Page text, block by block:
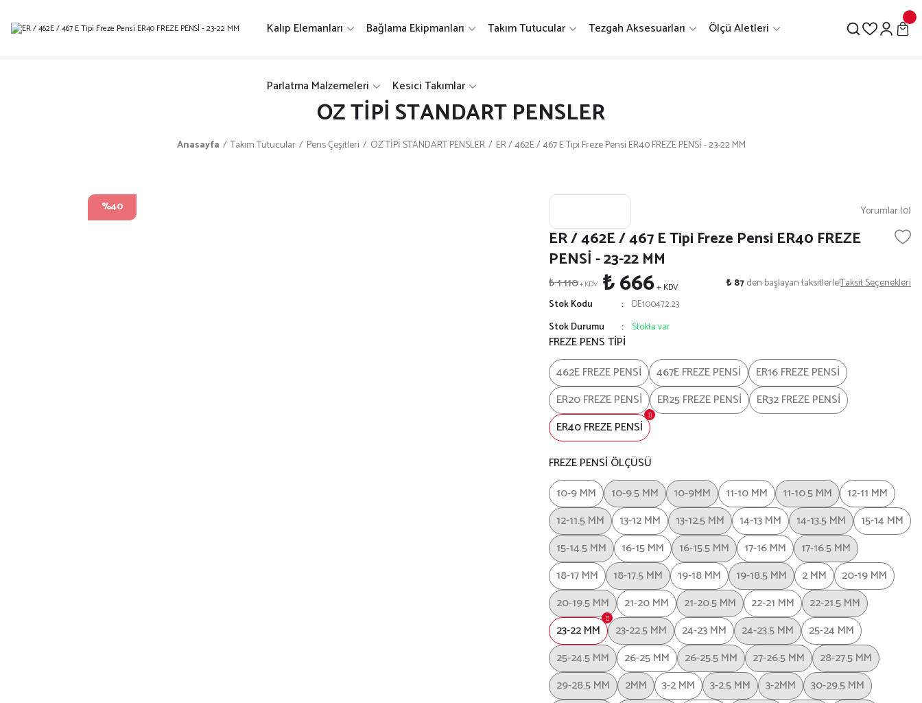
Kalıp Elemanları Bağlama Ekipmanları Takım Tutucular Tezgah Aksesuarları Ölçü Aletleri
Parlatma Malzemeleri Kesici Takımlar
OZ TİPİ STANDART PENSLER
Anasayfa Takım Tutucular Pens Çeşitleri OZ TİPİ STANDART PENSLER ER / 462E / 467 E Tipi Freze Pensi ER40 FREZE PENSİ - 23-22 MM
%40 Yorumlar (0)
ER / 462E / 467 E Tipi Freze Pensi ER40 FREZE
PENSİ - 23-22 MM
₺ 1.110+ KDV ₺ 666+ KDV ₺ 87den başlayan taksitlerle!Taksit Seçenekleri
Stok Kodu
DE100472.23
Stok Durumu
Stokta var
FREZE PENS TİPİ
462E FREZE PENSİ
467E FREZE PENSİ
ER16 FREZE PENSİ
ER20 FREZE PENSİ
ER25 FREZE PENSİ
ER32 FREZE PENSİ
ER40 FREZE PENSİ
FREZE PENSİ ÖLÇÜSÜ
10-9 MM
10-9.5 MM 10-9MM 11-10 MM 11-10.5 MM
12-11 MM
12-11.5 MM
13-12 MM 13-12.5 MM 14-13 MM 14-13.5 MM
15-14 MM
15-14.5 MM
16-15 MM 16-15.5 MM 17-16 MM
17-16.5 MM
18-17 MM
18-17.5 MM 19-18 MM 19-18.5 MM 2 MM
20-19 MM
20-19.5 MM
21-20 MM 21-20.5 MM 22-21 MM
22-21.5 MM
23-22 MM
23-22.5 MM 24-23 MM 24-23.5 MM
25-24 MM
25-24.5 MM
26-25 MM 26-25.5 MM 27-26.5 MM
28-27.5 MM
29-28.5 MM
2MM 3-2 MM 3-2.5 MM 3-2MM
30-29.5 MM